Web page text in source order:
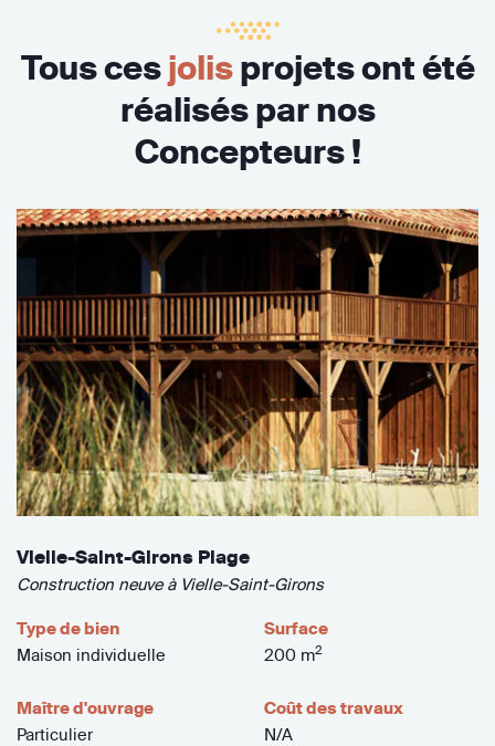
Tous cesjolisprojets ont été
réalisés par nos
Concepteurs !
Vielle-Saint-Girons Plage
Construction neuve à Vielle-Saint-Girons
Type de bien
Maison individuelle
Surface
200 m2
Maître d'ouvrage
Particulier
Coût des travaux
N/A